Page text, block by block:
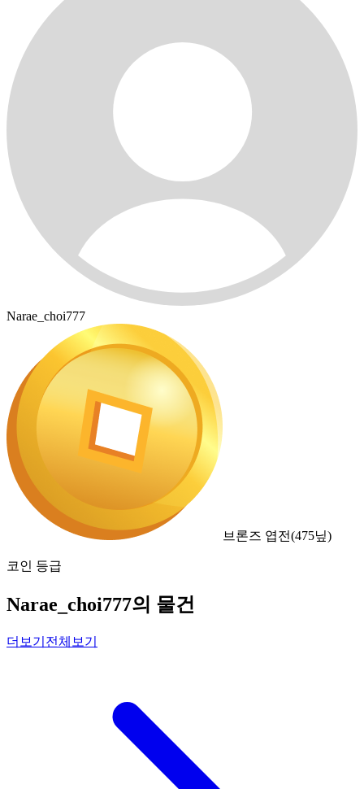
Narae_choi777
브론즈 엽전(475닢)
코인 등급
Narae_choi777의 물건
더보기 전체보기